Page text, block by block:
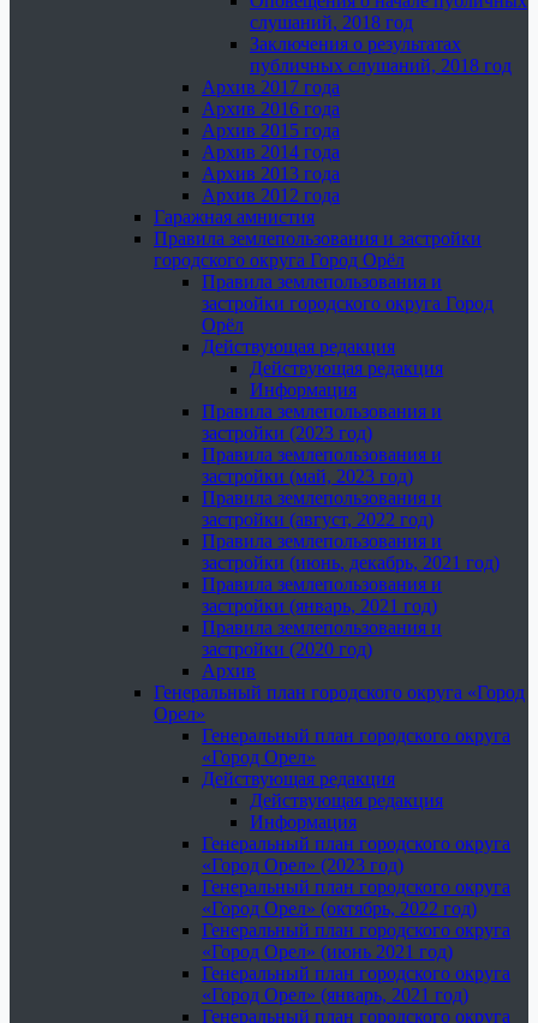
слушаний, 2018 год
Заключения о результатах
публичных слушаний, 2018 год
Архив 2017 года
Архив 2016 года
Архив 2015 года
Архив 2014 года
Архив 2013 года
Архив 2012 года
Гаражная амнистия
Правила землепользования и застройки
городского округа Город Орёл
Правила землепользования и
застройки городского округа Город
Орёл
Действующая редакция
Действующая редакция
Информация
Правила землепользования и
застройки (2023 год)
Правила землепользования и
застройки (май, 2023 год)
Правила землепользования и
застройки (август, 2022 год)
Правила землепользования и
застройки (июнь, декабрь, 2021 год)
Правила землепользования и
застройки (январь, 2021 год)
Правила землепользования и
застройки (2020 год)
Архив
Генеральный план городского округа «Город
Орел»
Генеральный план городского округа
«Город Орел»
Действующая редакция
Действующая редакция
Информация
Генеральный план городского округа
«Город Орел» (2023 год)
Генеральный план городского округа
«Город Орел» (октябрь, 2022 год)
Генеральный план городского округа
«Город Орел» (июнь 2021 год)
Генеральный план городского округа
«Город Орел» (январь, 2021 год)
Генеральный план городского округа